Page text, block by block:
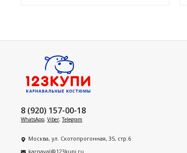
8 (920) 157-00-18
WhatsApp, Viber,Telegram
Москва, ул. Скотопрогонная, 35, стр.6
karnaval@123kupi.ru